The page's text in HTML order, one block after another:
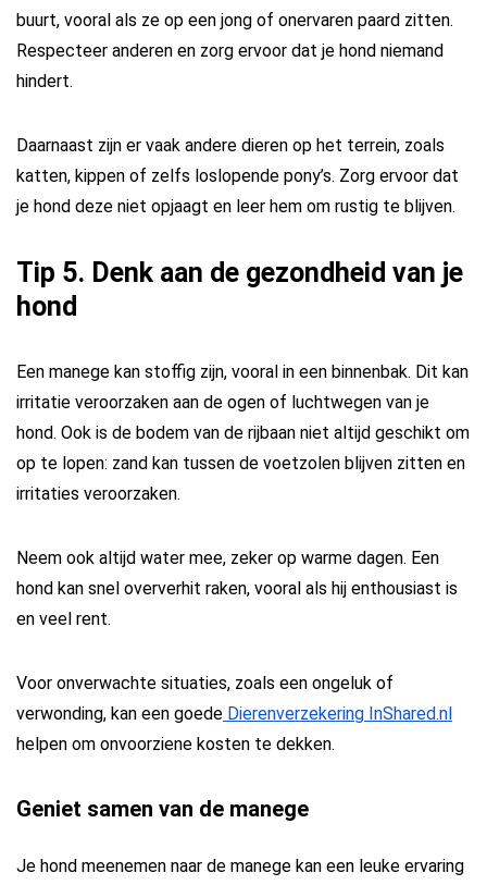
buurt, vooral als ze op een jong of onervaren paard zitten.
Respecteer anderen en zorg ervoor dat je hond niemand
hindert.
Daarnaast zijn er vaak andere dieren op het terrein, zoals
katten, kippen of zelfs loslopende pony’s. Zorg ervoor dat
je hond deze niet opjaagt en leer hem om rustig te blijven.
Tip 5. Denk aan de gezondheid van je
hond
Een manege kan stoffig zijn, vooral in een binnenbak. Dit kan
irritatie veroorzaken aan de ogen of luchtwegen van je
hond. Ook is de bodem van de rijbaan niet altijd geschikt om
op te lopen: zand kan tussen de voetzolen blijven zitten en
irritaties veroorzaken.
Neem ook altijd water mee, zeker op warme dagen. Een
hond kan snel oververhit raken, vooral als hij enthousiast is
en veel rent.
Voor onverwachte situaties, zoals een ongeluk of
verwonding, kan een goede Dierenverzekering InShared.nl
helpen om onvoorziene kosten te dekken.
Geniet samen van de manege
Je hond meenemen naar de manege kan een leuke ervaring